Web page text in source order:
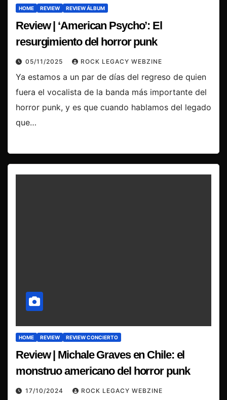
HOME REVIEW REVIEW ÁLBUM
Review | ‘American Psycho’: El
resurgimiento del horror punk
05/11/2025 ROCK LEGACY WEBZINE
Ya estamos a un par de días del regreso de quien
fuera el vocalista de la banda más importante del
horror punk, y es que cuando hablamos del legado
que…
HOME REVIEW REVIEW CONCIERTO
Review | Michale Graves en Chile: el
monstruo americano del horror punk
17/10/2024 ROCK LEGACY WEBZINE